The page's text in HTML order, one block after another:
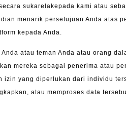
sukarelakepada kami atau
menarik persetujuan Anda atas
kepada Anda.
atau teman Anda atau orang
mereka sebagai penerima atau
yang diperlukan dari individu
atau memproses data